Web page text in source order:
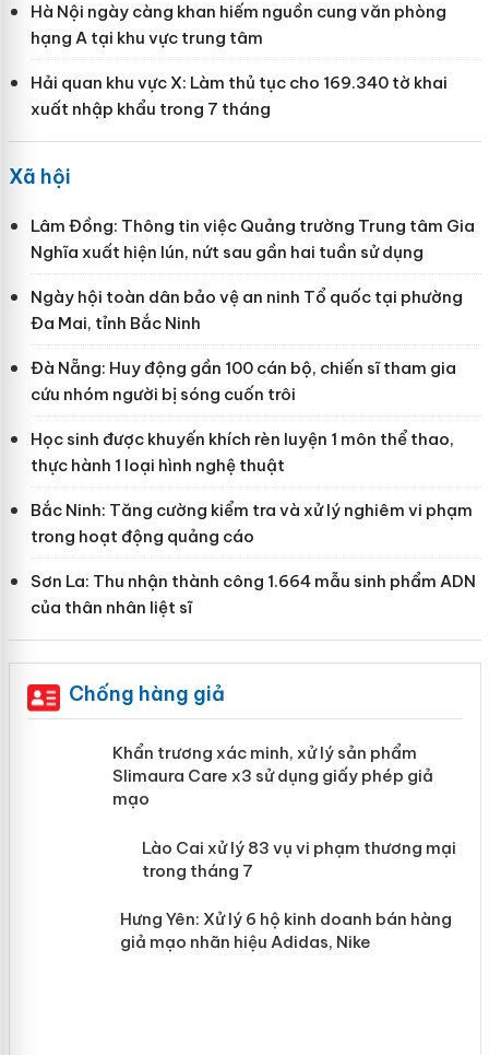
Hà Nội ngày càng khan hiếm nguồn cung văn phòng
hạng A tại khu vực trung tâm
Hải quan khu vực X: Làm thủ tục cho 169.340 tờ khai
xuất nhập khẩu trong 7 tháng
Xã hội
Lâm Đồng: Thông tin việc Quảng trường Trung tâm Gia
Nghĩa xuất hiện lún, nứt sau gần hai tuần sử dụng
Ngày hội toàn dân bảo vệ an ninh Tổ quốc tại phường
Đa Mai, tỉnh Bắc Ninh
Đà Nẵng: Huy động gần 100 cán bộ, chiến sĩ tham gia
cứu nhóm người bị sóng cuốn trôi
Học sinh được khuyến khích rèn luyện 1 môn thể thao,
thực hành 1 loại hình nghệ thuật
Bắc Ninh: Tăng cường kiểm tra và xử lý nghiêm vi phạm
trong hoạt động quảng cáo
Sơn La: Thu nhận thành công 1.664 mẫu sinh phẩm ADN
của thân nhân liệt sĩ
Chống hàng giả
Khẩn trương xác minh, xử lý sản phẩm
Slimaura Care x3 sử dụng giấy phép giả
mạo
Lào Cai xử lý 83 vụ vi phạm thương
mại trong tháng 7